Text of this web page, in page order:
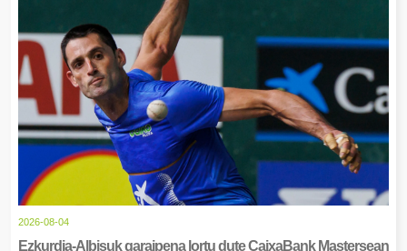
2026-08-04
Ezkurdia-Albisuk garaipena lortu dute CaixaBank Mastersean